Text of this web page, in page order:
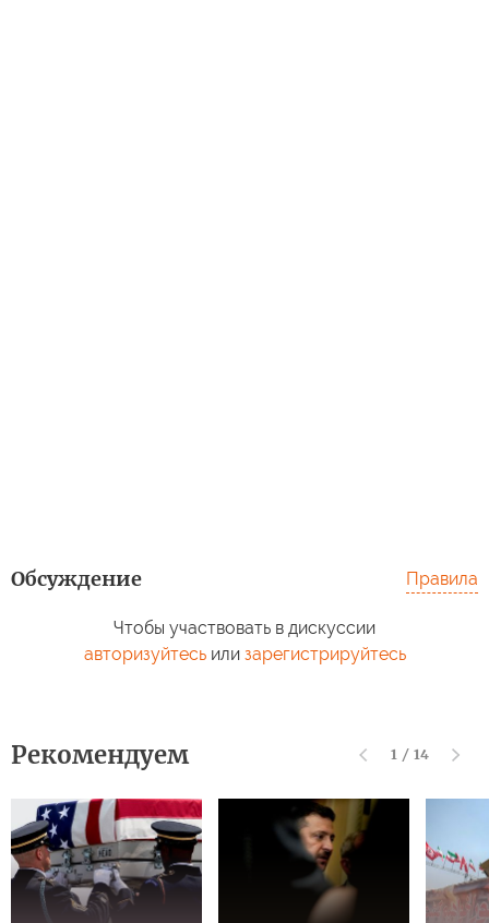
Обсуждение Правила
Чтобы участвовать в дискуссии
авторизуйтесьили зарегистрируйтесь
Рекомендуем 1 / 14